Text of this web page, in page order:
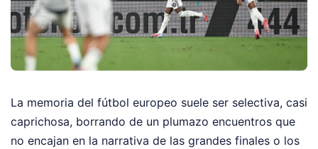
La memoria del fútbol europeo suele ser selectiva, casi
caprichosa, borrando de un plumazo encuentros que
no encajan en la narrativa de las grandes finales o los